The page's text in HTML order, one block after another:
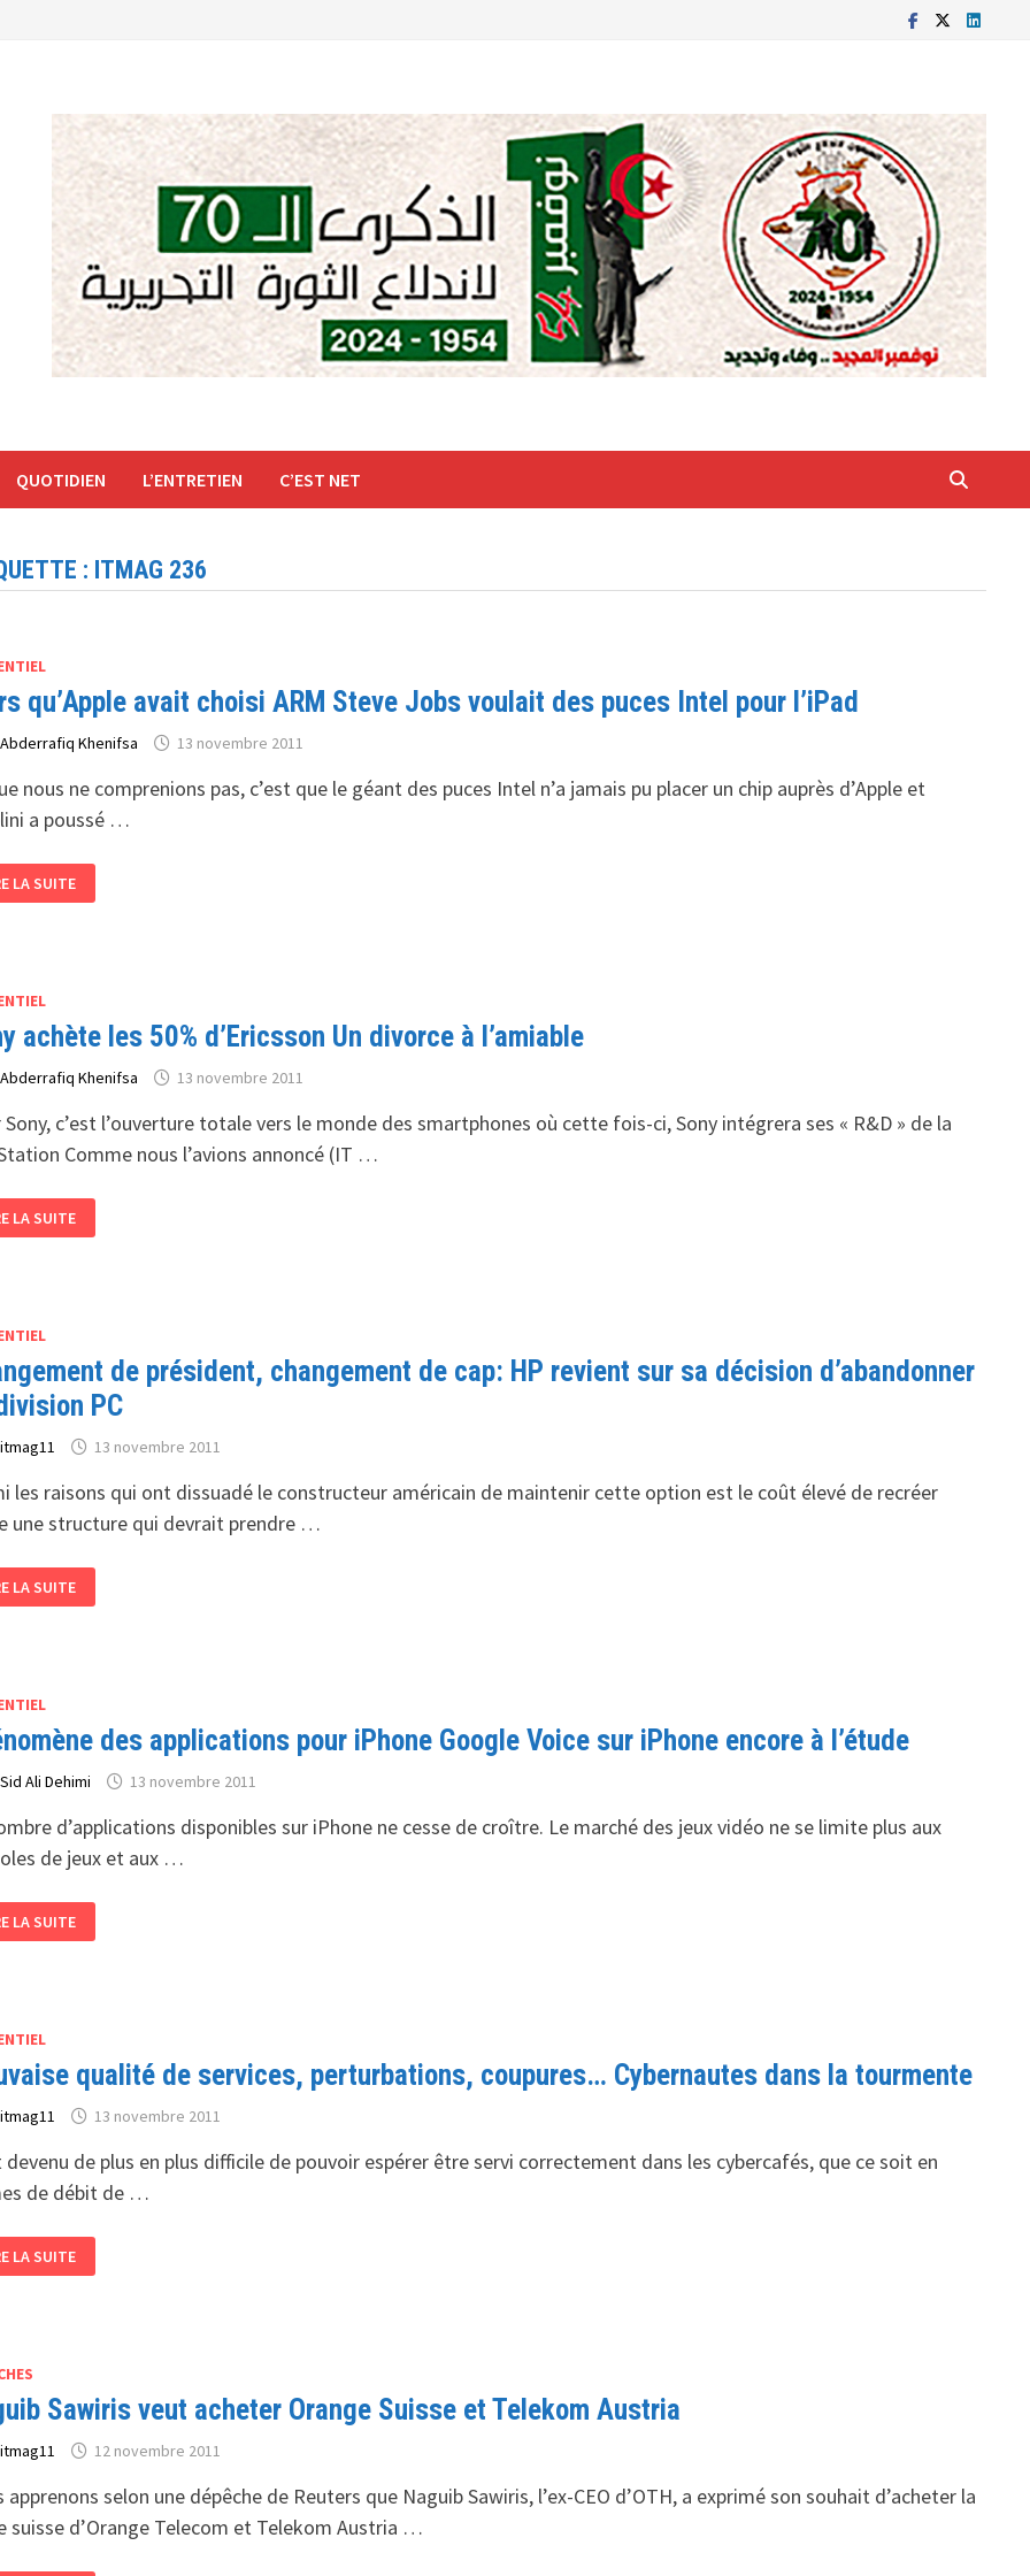
QUOTIDIEN L’ENTRETIEN C’EST NET
: ITMAG 236
qu’Apple avait choisi ARM Steve Jobs voulait des puces Intel pour l’iPad
Abderrafiq Khenifsa 13 novembre 2011
nous ne comprenions pas, c’est que le géant des puces Intel n’a jamais pu placer un chip auprès d’Apple et
a poussé …
LA SUITE
achète les 50% d’Ericsson Un divorce à l’amiable
Abderrafiq Khenifsa 13 novembre 2011
Sony, c’est l’ouverture totale vers le monde des smartphones où cette fois-ci, Sony intégrera ses « R&D » de la
Comme nous l’avions annoncé (IT …
LA SUITE
de président, changement de cap: HP revient sur sa décision d’abandonner
PC
itmag11 13 novembre 2011
les raisons qui ont dissuadé le constructeur américain de maintenir cette option est le coût élevé de recréer
une structure qui devrait prendre …
LA SUITE
des applications pour iPhone Google Voice sur iPhone encore à l’étude
Sid Ali Dehimi 13 novembre 2011
d’applications disponibles sur iPhone ne cesse de croître. Le marché des jeux vidéo ne se limite plus aux
de jeux et aux …
LA SUITE
qualité de services, perturbations, coupures… Cybernautes dans la tourmente
itmag11 13 novembre 2011
devenu de plus en plus difficile de pouvoir espérer être servi correctement dans les cybercafés, que ce soit en
de débit de …
LA SUITE
Sawiris veut acheter Orange Suisse et Telekom Austria
itmag11 12 novembre 2011
apprenons selon une dépêche de Reuters que Naguib Sawiris, l’ex-CEO d’OTH, a exprimé son souhait d’acheter la
suisse d’Orange Telecom et Telekom Austria …